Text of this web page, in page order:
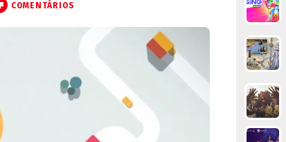
COMENTÁRIOS